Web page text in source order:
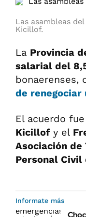
Las asambleas
Kicillof.
La Provincia
salarial del
bonaerenses,
de renegociar
El acuerdo
Kicillofy el
Asociación
Personal Civil
Informate más